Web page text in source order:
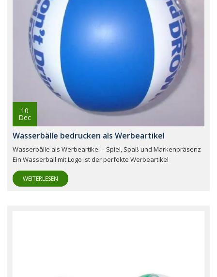
10
Dec
Wasserbälle bedrucken als Werbeartikel
Wasserbälle als Werbeartikel – Spiel, Spaß und Markenpräsenz
Ein Wasserball mit Logo ist der perfekte Werbeartikel
WEITERLESEN